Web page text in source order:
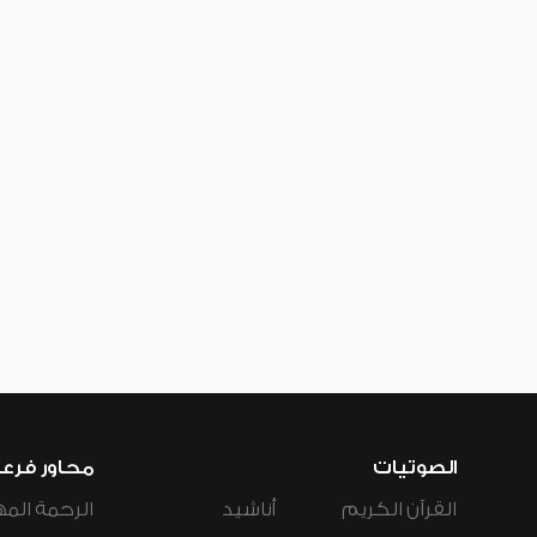
الصوتيات
القرآن الكريم
أناشيد
محاور
الرحمة